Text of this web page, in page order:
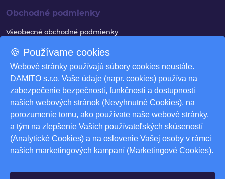
🍪 Používame cookies
Webové stránky používajú súbory cookies neustále.
DAMITO s.r.o. Vaše údaje (napr. cookies) používa na
zabezpečenie bezpečnosti, funkčnosti a dostupnosti
našich webových stránok (Nevyhnutné Cookies), na
porozumenie tomu, ako používate naše webové stránky,
a tým na zlepšenie Vašich používateľských skúseností
(Analytické Cookies) a na oslovenie Vašej osoby v rámci
našich marketingových kampaní (Marketingové Cookies).
Obchodné podmienky
Všeobecné obchodné podmienky
Reklamačný poriadok
Ochrana osobných údajov
Využívanie súborov cookies
Odstúpenie od zmluvy
Odstúpenie od zmluvy - formulár
Nastavenia cookies